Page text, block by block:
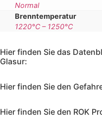
Normal
Brenntemperatur
1220°C – 1250°C
Hier finden Sie das
Glasur:
Hier finden Sie den
Hier finden Sie den ROK